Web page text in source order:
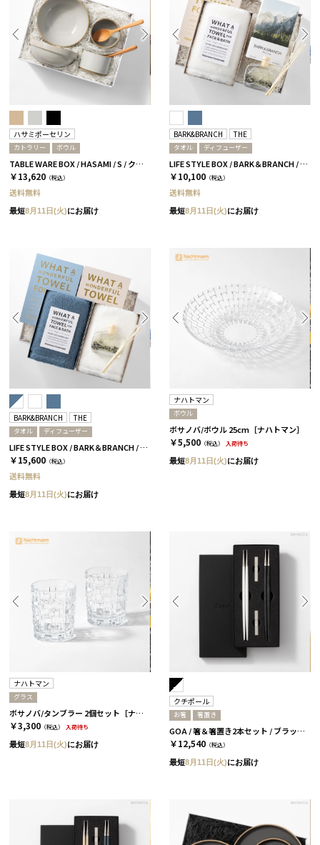
ハサミポーセリン
カトラリー ボウル
TABLE WARE BOX / HASAMI / S / クリア［ハサミポーセリン］
￥13,620 （税込）
送料無料
最短8月11日(火)にお届け
BARK&BRANCH THE
タオル ディフューザー
LIFE STYLE BOX / BARK＆BRANCH / ホワイト
￥10,100 （税込）
送料無料
最短8月11日(火)にお届け
BARK&BRANCH THE
タオル ディフューザー
LIFE STYLE BOX / BARK＆BRANCH / DUO / ブルー＆ホワイト
￥15,600 （税込）
送料無料
最短8月11日(火)にお届け
ナハトマン
ボウル
ボサノバ/ボウル 25cm［ナハトマン］
￥5,500 （税込） 入荷待ち
最短8月11日(火)にお届け
ナハトマン
グラス
ボサノバ/タンブラー 2個セット［ナハトマン］
￥3,300 （税込） 入荷待ち
最短8月11日(火)にお届け
クチポール
お箸 箸置き
GOA / 箸＆箸置き2本セット / ブラックシルバー＆ホワイトシルバー［クチポール］
￥12,540 （税込）
最短8月11日(火)にお届け